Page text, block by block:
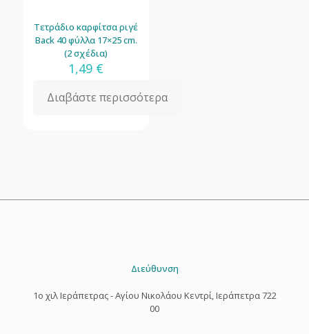
Τετράδιο καρφίτσα ριγέ
Back 40 φύλλα 17×25 cm.
(2 σχέδια)
1,49 €
Διαβάστε περισσότερα
Διεύθυνση
1o χιλ Ιεράπετρας - Αγίου Νικολάου Κεντρί, Ιεράπετρα 722
00